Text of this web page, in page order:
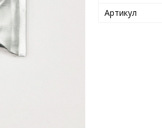
Артикул